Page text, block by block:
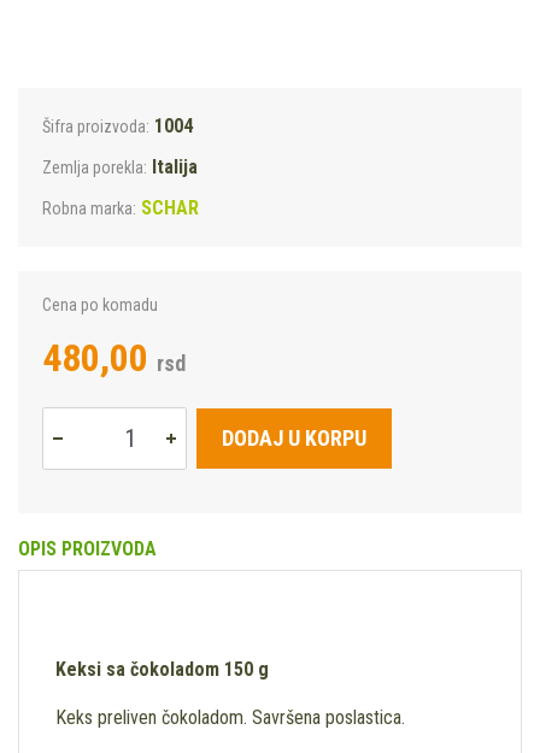
Šifra proizvoda: 1004
Zemlja porekla: Italija
Robna marka: SCHAR
Cena po komadu
480,00 rsd
DODAJ U KORPU
OPIS PROIZVODA
Keksi sa čokoladom 150 g
Keks preliven čokoladom. Savršena poslastica.